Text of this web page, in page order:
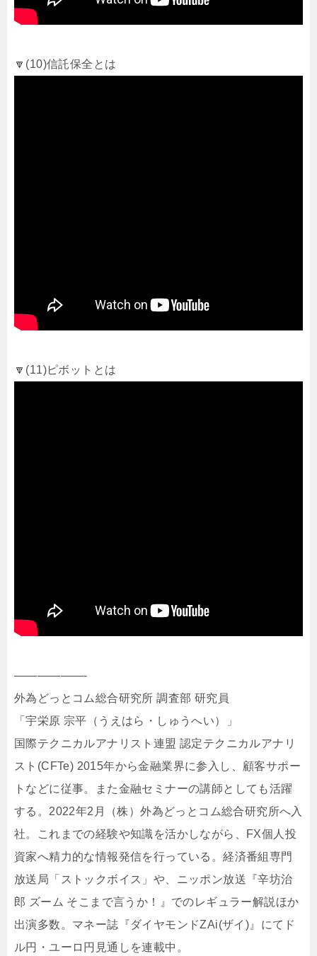
🔽(10)信託保全とは
🔽(11)ピボットとは
——————-
外為どっとコム総合研究所 調査部 研究員
「宇栄原 宗平（うえはら・しゅうへい）」
国際テクニカルアナリスト連盟 認定テクニカルアナリ
スト(CFTe) 2015年から金融業界に参入し、顧客サポー
トなどに従事。また金融セミナーの講師としても活躍
する。2022年2月（株）外為どっとコム総合研究所へ入
社。これまでの経験や知識を活かしながら、FX個人投
資家へ精力的な情報発信を行っている。経済番組専門
放送局「ストックボイス」や、ニッポン放送『辛坊治
郎 ズーム そこまで言うか！』でのレギュラー解説ほか
出演多数。マネー誌『ダイヤモンドZAi(ザイ)』にてド
ル円・ユーロ円見通しを連載中。